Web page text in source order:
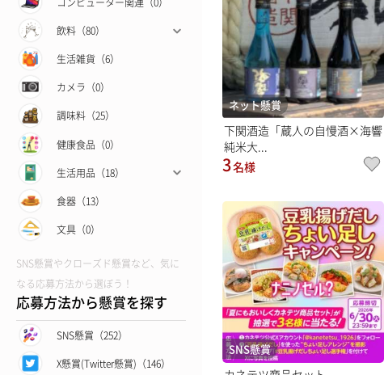
飲料（80）
生活雑貨（6）
カメラ（0）
調味料（25）
健康食品（0）
生活用品（18）
食器（13）
文具（0）
SNS懸賞やクローズド懸賞など、気に
なる応募方法から選ぼう！
応募方法から懸賞を探す
SNS懸賞（252）
X懸賞(Twitter懸賞)（146）
ネット懸賞
下関酒造「蔵人の自慢酒×海響
純米大...
3名様
SNS懸賞